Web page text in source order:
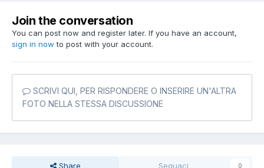
Join the conversation
You can post now and register later. If you have an account,
sign in now to post with your account.
SCRIVI QUI, PER RISPONDERE O INSERIRE UN'ALTRA
FOTO NELLA STESSA DISCUSSIONE
Share Seguaci 0